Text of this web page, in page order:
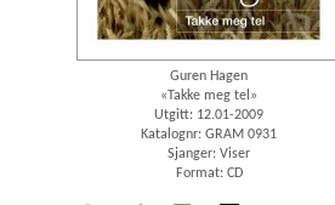
Guren Hagen
«Takke meg tel»
Utgitt: 12.01-2009
Katalognr: GRAM 0931
Sjanger: Viser
Format: CD